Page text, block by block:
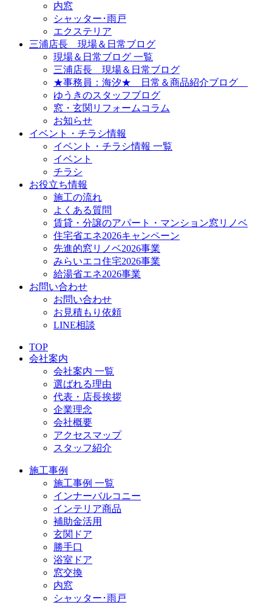
内窓
シャッター･雨戸
エクステリア
三浦店長 現場＆日常ブログ
現場＆日常ブログ 一覧
三浦店長 現場＆日常ブログ
★事務員：海汐★ 日常＆商品紹介ブログ
ゆうきのスタッフブログ
窓・玄関リフォームコラム
お知らせ
イベント・チラシ情報
イベント・チラシ情報 一覧
イベント
チラシ
お役立ち情報
施工の流れ
よくある質問
賃貸・分譲のアパート・マンション窓リノベ
住宅省エネ2026キャンペーン
先進的窓リノベ2026事業
みらいエコ住宅2026事業
給湯省エネ2026事業
お問い合わせ
お問い合わせ
お見積もり依頼
LINE相談
TOP
会社案内
会社案内 一覧
選ばれる理由
代表・店長挨拶
企業理念
会社概要
アクセスマップ
スタッフ紹介
施工事例
施工事例 一覧
インナーバルコニー
インテリア商品
補助金活用
玄関ドア
勝手口
浴室ドア
窓交換
内窓
シャッター･雨戸